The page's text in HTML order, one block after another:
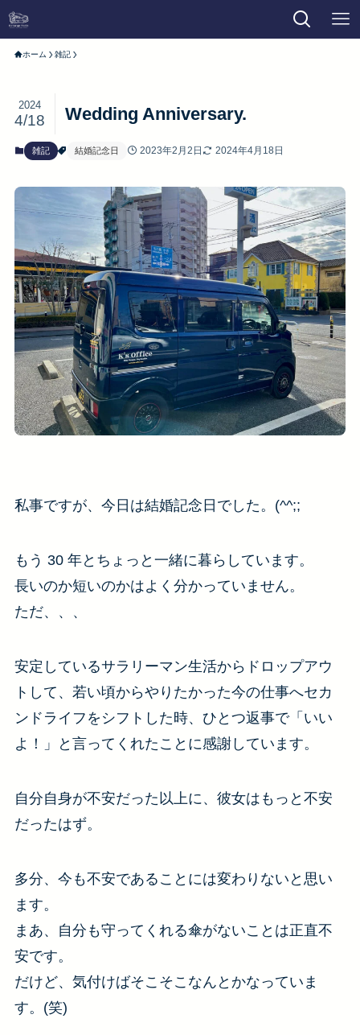
ホーム 雑記
Wedding Anniversary.
2024
4/18
雑記 結婚記念日 2023年2月2日 2024年4月18日
私事ですが、今日は結婚記念日でした。(^^;;
もう 30 年とちょっと一緒に暮らしています。
長いのか短いのかはよく分かっていません。
ただ、、、
安定しているサラリーマン生活からドロップアウ
トして、若い頃からやりたかった今の仕事へセカ
ンドライフをシフトした時、ひとつ返事で「いい
よ！」と言ってくれたことに感謝しています。
自分自身が不安だった以上に、彼女はもっと不安
だったはず。
多分、今も不安であることには変わりないと思い
ます。
まあ、自分も守ってくれる傘がないことは正直不
安です。
だけど、気付けばそこそこなんとかなっていま
す。(笑)